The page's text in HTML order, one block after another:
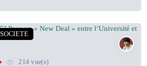
SOCIETE
214 vue(s)